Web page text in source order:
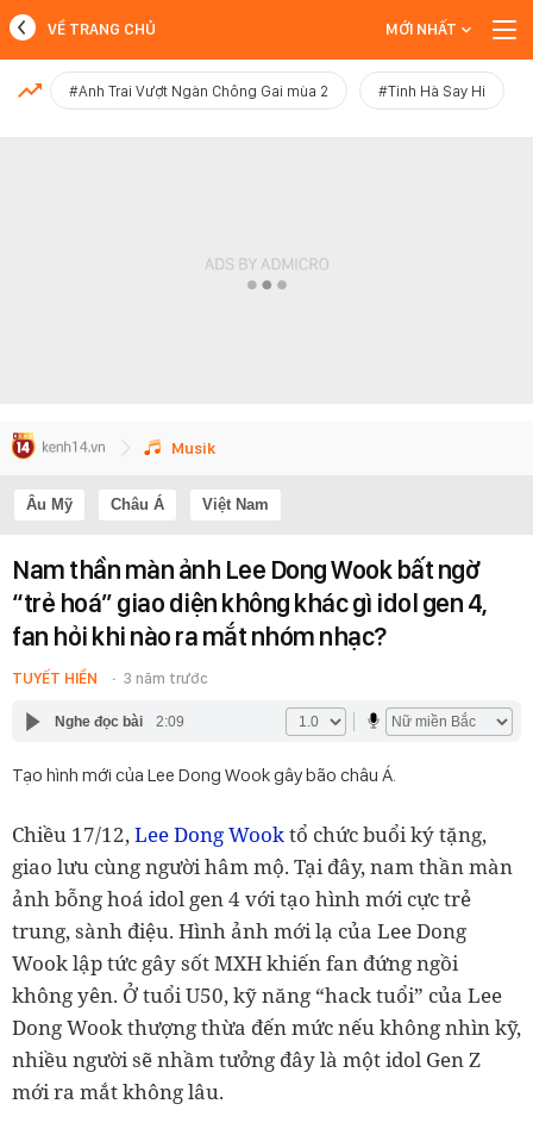
MỚI NHẤT
VỀ TRANG CHỦ MỚI NHẤT
#Anh Trai Vượt Ngàn Chông Gai mùa 2 #Tinh Hà Say Hi
Musik
Âu Mỹ Châu Á Việt Nam
Nam thần màn ảnh Lee Dong Wook bất ngờ
“trẻ hoá” giao diện không khác gì idol gen 4,
fan hỏi khi nào ra mắt nhóm nhạc?
TUYẾT HIỀN 3 năm trước
Nghe đọc bài 2:09
Tạo hình mới của Lee Dong Wook gây bão châu Á.
Chiều 17/12,Lee Dong Wooktổ chức buổi ký tặng,
giao lưu cùng người hâm mộ. Tại đây, nam thần màn
ảnh bỗng hoá idol gen 4 với tạo hình mới cực trẻ
trung, sành điệu. Hình ảnh mới lạ của Lee Dong
Wook lập tức gây sốt MXH khiến fan đứng ngồi
không yên. Ở tuổi U50, kỹ năng “hack tuổi” của Lee
Dong Wook thượng thừa đến mức nếu không nhìn kỹ,
nhiều người sẽ nhầm tưởng đây là một idol Gen Z
mới ra mắt không lâu.